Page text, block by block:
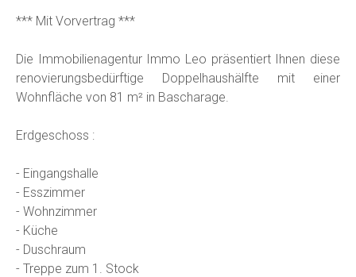
*** Mit Vorvertrag ***
Die Immobilienagentur Immo Leo präsentiert Ihnen diese
renovierungsbedürftige Doppelhaushälfte mit einer
Wohnfläche von 81 m² in Bascharage.
Erdgeschoss :
- Eingangshalle
- Esszimmer
- Wohnzimmer
- Küche
- Duschraum
- Treppe zum 1. Stock